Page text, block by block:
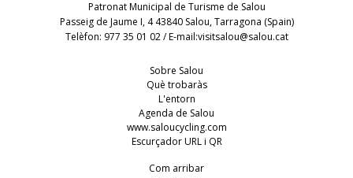
Patronat Municipal de Turisme de Salou
Passeig de Jaume I, 4 43840 Salou, Tarragona (Spain)
Telèfon: 977 35 01 02 / E-mail:visitsalou@salou.cat
Sobre Salou
Què trobaràs
L'entorn
Agenda de Salou
www.saloucycling.com
Escurçador URL i QR
Com arribar